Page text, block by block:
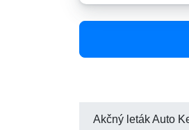
Akčný leták Auto